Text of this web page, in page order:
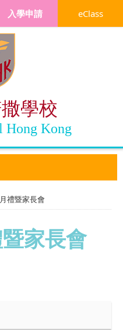
學校
Hong Kong
入學申請 eClass
禮暨家長會
家長會